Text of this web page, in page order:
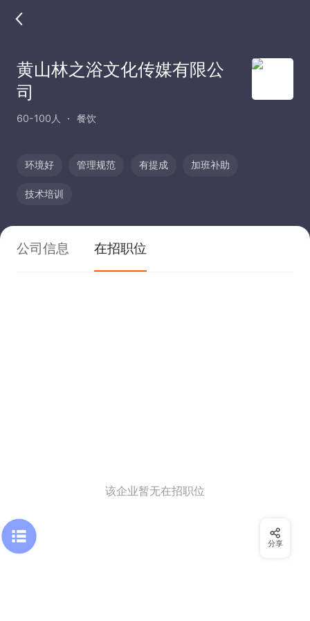
黄山林之浴文化传媒有限公
司
60-100人 餐饮
环境好 管理规范 有提成 加班补助
技术培训
公司信息 在招职位
该企业暂无在招职位
分享